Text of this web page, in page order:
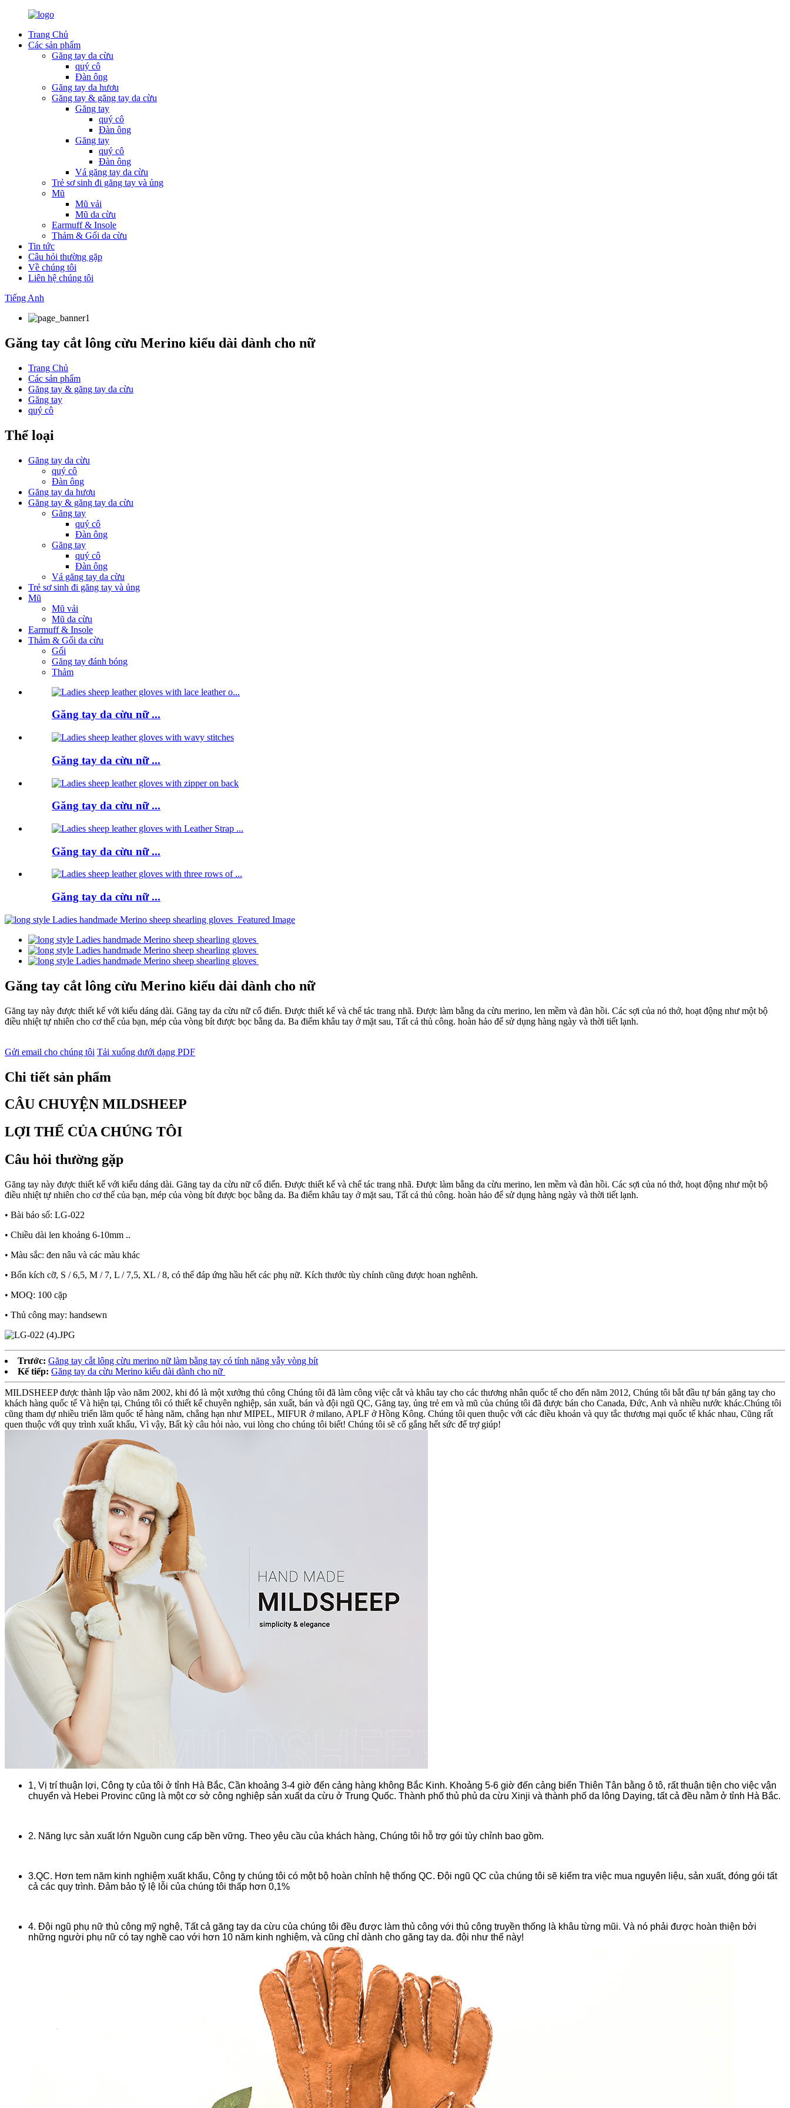
Trang Chủ
Các sản phẩm
Găng tay da cừu
quý cô
Đàn ông
Găng tay da hươu
Găng tay & găng tay da cừu
Găng tay
quý cô
Đàn ông
Găng tay
quý cô
Đàn ông
Vá găng tay da cừu
Trẻ sơ sinh đi găng tay và ủng
Mũ
Mũ vải
Mũ da cừu
Earmuff & Insole
Thảm & Gối da cừu
Tin tức
Câu hỏi thường gặp
Về chúng tôi
Liên hệ chúng tôi
Tiếng Anh
Găng tay cắt lông cừu Merino kiểu dài dành cho nữ
Trang Chủ
Các sản phẩm
Găng tay & găng tay da cừu
Găng tay
quý cô
Thể loại
Găng tay da cừu
quý cô
Đàn ông
Găng tay da hươu
Găng tay & găng tay da cừu
Găng tay
quý cô
Đàn ông
Găng tay
quý cô
Đàn ông
Vá găng tay da cừu
Trẻ sơ sinh đi găng tay và ủng
Mũ
Mũ vải
Mũ da cừu
Earmuff & Insole
Thảm & Gối da cừu
Gối
Găng tay đánh bóng
Thảm
Găng tay da cừu nữ ...
Găng tay da cừu nữ ...
Găng tay da cừu nữ ...
Găng tay da cừu nữ ...
Găng tay da cừu nữ ...
Găng tay cắt lông cừu Merino kiểu dài dành cho nữ
Găng tay này được thiết kế với kiểu dáng dài. Găng tay da cừu nữ cổ điển. Được thiết kế và chế tác trang nhã. Được làm bằng da cừu merino, len mềm và đàn hồi. Các sợi của nó thở, hoạt động như một bộ
điều nhiệt tự nhiên cho cơ thể của bạn, mép của vòng bít được bọc bằng da. Ba điểm khâu tay ở mặt sau, Tất cả thủ công. hoàn hảo để sử dụng hàng ngày và thời tiết lạnh.
Gửi email cho chúng tôi Tải xuống dưới dạng PDF
Chi tiết sản phẩm
CÂU CHUYỆN MILDSHEEP
LỢI THẾ CỦA CHÚNG TÔI
Câu hỏi thường gặp
Găng tay này được thiết kế với kiểu dáng dài. Găng tay da cừu nữ cổ điển. Được thiết kế và chế tác trang nhã. Được làm bằng da cừu merino, len mềm và đàn hồi. Các sợi của nó thở, hoạt động như một bộ
điều nhiệt tự nhiên cho cơ thể của bạn, mép của vòng bít được bọc bằng da. Ba điểm khâu tay ở mặt sau, Tất cả thủ công. hoàn hảo để sử dụng hàng ngày và thời tiết lạnh.
• Bài báo số: LG-022
• Chiều dài len khoảng 6-10mm ..
• Màu sắc: đen nâu và các màu khác
• Bốn kích cỡ, S / 6,5, M / 7, L / 7,5, XL / 8, có thể đáp ứng hầu hết các phụ nữ. Kích thước tùy chỉnh cũng được hoan nghênh.
• MOQ: 100 cặp
• Thủ công may: handsewn
Trước: Găng tay cắt lông cừu merino nữ làm bằng tay có tính năng vẫy vòng bít
Kế tiếp: Găng tay da cừu Merino kiểu dài dành cho nữ
MILDSHEEP được thành lập vào năm 2002, khi đó là một xưởng thủ công Chúng tôi đã làm công việc cắt và khâu tay cho các thương nhân quốc tế cho đến năm 2012, Chúng tôi bắt đầu tự bán găng tay cho
khách hàng quốc tế Và hiện tại, Chúng tôi có thiết kế chuyên nghiệp, sản xuất, bán và đội ngũ QC, Găng tay, ủng trẻ em và mũ của chúng tôi đã được bán cho Canada, Đức, Anh và nhiều nước khác.Chúng tôi
cũng tham dự nhiều triển lãm quốc tế hàng năm, chẳng hạn như MIPEL, MIFUR ở milano, APLF ở Hồng Kông. Chúng tôi quen thuộc với các điều khoản và quy tắc thương mại quốc tế khác nhau, Cũng rất
quen thuộc với quy trình xuất khẩu, Vì vậy, Bất kỳ câu hỏi nào, vui lòng cho chúng tôi biết! Chúng tôi sẽ cố gắng hết sức để trợ giúp!
1, Vị trí thuận lợi, Công ty của tôi ở tỉnh Hà Bắc, Cần khoảng 3-4 giờ đến cảng hàng không Bắc Kinh. Khoảng 5-6 giờ đến cảng biển Thiên Tân bằng ô tô, rất thuận tiện cho việc vận
chuyển và Hebei Provinc cũng là một cơ sở công nghiệp sản xuất da cừu ở Trung Quốc. Thành phố thủ phủ da cừu Xinji và thành phố da lông Daying, tất cả đều nằm ở tỉnh Hà Bắc.
2. Năng lực sản xuất lớn Nguồn cung cấp bền vững. Theo yêu cầu của khách hàng, Chúng tôi hỗ trợ gói tùy chỉnh bao gồm.
3.QC. Hơn tem năm kinh nghiệm xuất khẩu, Công ty chúng tôi có một bộ hoàn chỉnh hệ thống QC. Đội ngũ QC của chúng tôi sẽ kiểm tra việc mua nguyên liệu, sản xuất, đóng gói tất
cả các quy trình. Đảm bảo tỷ lệ lỗi của chúng tôi thấp hơn 0,1%
4. Đội ngũ phụ nữ thủ công mỹ nghệ, Tất cả găng tay da cừu của chúng tôi đều được làm thủ công với thủ công truyền thống là khâu từng mũi. Và nó phải được hoàn thiện bởi
những người phụ nữ có tay nghề cao với hơn 10 năm kinh nghiệm, và cũng chỉ dành cho găng tay da. đội như thế này!